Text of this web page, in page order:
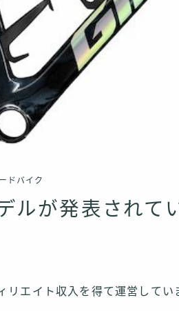
ドバイク
ルが発表されて
エイト収入を得て運営してい